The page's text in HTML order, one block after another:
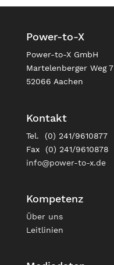
Power-to-X
Power-to-X GmbH
Martelenberger Weg 7
52066 Aachen
Kontakt
Tel. (0) 241/9610877
Fax (0) 241/9610878
info@power-to-x.de
Kompetenz
Über uns
Leitlinien